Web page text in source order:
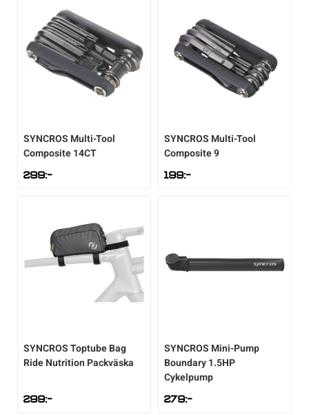
SYNCROS Multi-Tool
Composite 14CT
299:-
SYNCROS Multi-Tool
Composite 9
199:-
SYNCROSToptube Bag
Ride Nutrition Packväska
299:-
SYNCROS Mini-Pump
Boundary 1.5HP
Cykelpump
279:-